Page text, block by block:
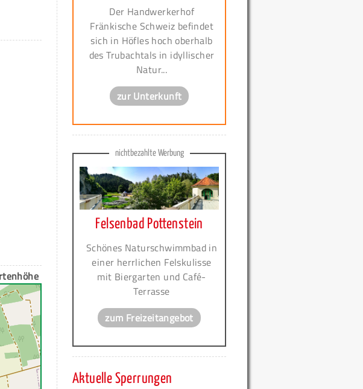
Der Handwerkerhof
Fränkische Schweiz befindet
sich in Höfles hoch oberhalb
des Trubachtals in idyllischer
Natur...
zur Unterkunft
nichtbezahlte Werbung
Felsenbad Pottenstein
Schönes Naturschwimmbad in
einer herrlichen Felskulisse
mit Biergarten und Café-
Terrasse
zum Freizeitangebot
Aktuelle Sperrungen